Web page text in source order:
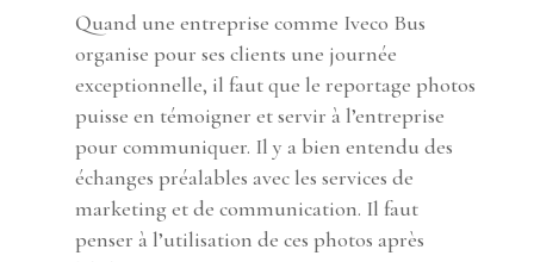
Quand une entreprise comme Iveco Bus
organise pour ses clients une journée
exceptionnelle, il faut que le reportage photos
puisse en témoigner et servir à l’entreprise
pour communiquer. Il y a bien entendu des
échanges préalables avec les services de
marketing et de communication. Il faut
penser à l’utilisation de ces photos après